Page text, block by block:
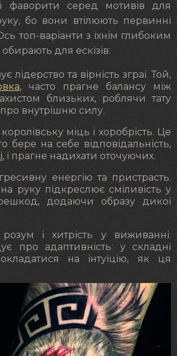
фаворити серед мотивів для
бо вони втілюють первинні
топ-варіанти з їхнім глибоким
обирають для ескізів:
лідерство та вірність зграї. Той,
, часто прагне балансу між
близьких, роблячи тату
внутрішню силу.
міць і хоробрість. Це
бере на себе відповідальність,
, і прагне надихати оточуючих.
енергію та пристрасть.
руку підкреслює сміливість у
додаючи образу дикої
і хитрість у виживанні.
про адаптивність: у складні
на інтуїцію, як ця